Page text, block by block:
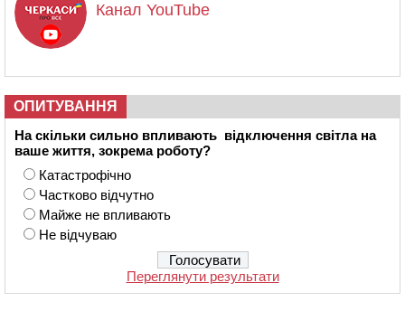
Канал YouTube
ОПИТУВАННЯ
На скільки сильно впливають відключення світла на
ваше життя, зокрема роботу?
Катастрофічно
Частково відчутно
Майже не впливають
Не відчуваю
Переглянути результати